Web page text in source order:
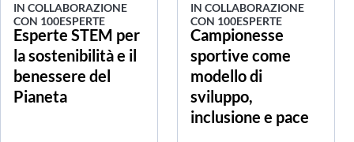
IN COLLABORAZIONE
CON 100ESPERTE
Esperte STEM per
la sostenibilità e il
benessere del
Pianeta
IN COLLABORAZIONE
CON 100ESPERTE
Campionesse
sportive come
modello di
sviluppo,
inclusione e pace